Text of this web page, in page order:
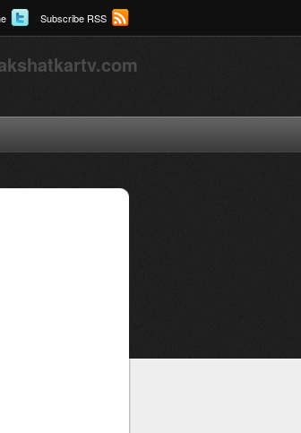
Subscribe RSS